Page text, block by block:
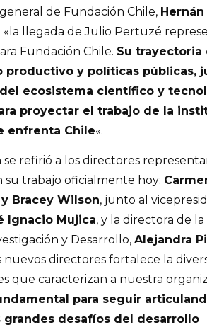
de Fundación Chile, Hernán
llegada de Julio Pertuzé
Fundación Chile. Su trayectoria
productivo y políticas públicas,
ecosistema científico y
proyectar el trabajo de la
enfrenta Chile«.
refirió a los directores
su trabajo oficialmente hoy:
Bracey Wilson, junto al
Ignacio Mujica, y la directora de la
y Desarrollo, Alejandra
nuevos directores fortalece la
que caracterizan a nuestra
para seguir
grandes desafíos del desarrollo